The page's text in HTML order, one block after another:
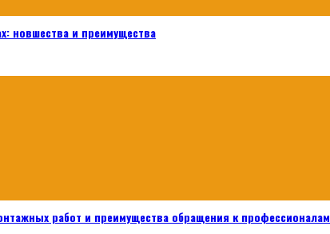
новшества и преимущества
работ и преимущества обращения к профессионалам